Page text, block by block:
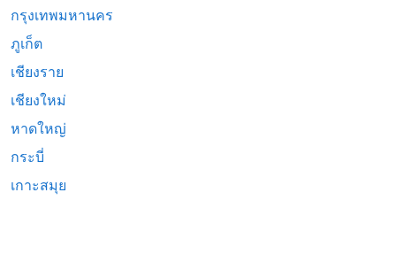
กรุงเทพมหานคร
ภูเก็ต
เชียงราย
เชียงใหม่
หาดใหญ่
กระบี่
เกาะสมุย